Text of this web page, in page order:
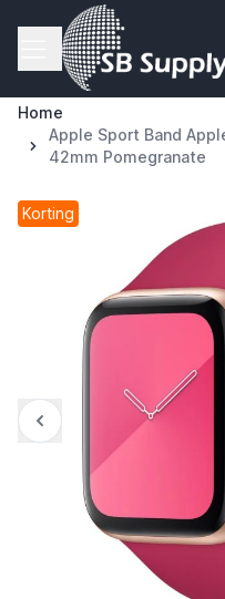
Ga naar de inhoud
Home
Apple Sport Band
42mm Pomegranate
Korting